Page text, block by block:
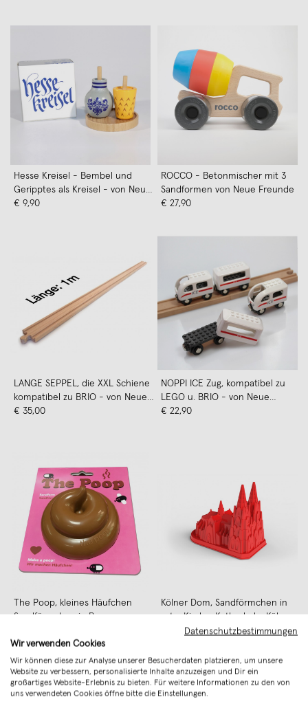
Hesse Kreisel - Bembel und
Geripptes als Kreisel - von Neue
Freunde
€ 9,90
ROCCO - Betonmischer mit 3
Sandformen von Neue Freunde
€ 27,90
LANGE SEPPEL, die XXL Schiene
kompatibel zu BRIO - von Neue
Freunde
€ 35,00
NOPPI ICE Zug, kompatibel zu
LEGO u. BRIO - von Neue
Freunde
€ 22,90
The Poop, kleines Häufchen
Sandförmchen in Braun - von
Kölner Dom, Sandförmchen in
rot - Kirche, Kathedrale, Köln -
von Neue Freunde
€ 9,90Datenschutzbestimmungen
Wir verwenden Cookies
Wir können diese zur Analyse unserer Besucherdaten platzieren, um unsere
Website zu verbessern, personalisierte Inhalte anzuzeigen und Dir ein
großartiges Website-Erlebnis zu bieten. Für weitere Informationen zu den von
uns verwendeten Cookies öffne bitte die Einstellungen.